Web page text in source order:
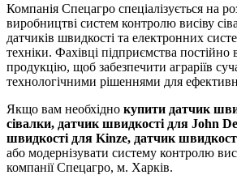
Компанія Спецагро спеціалізується на
виробництві систем контролю висіву
датчиків швидкості та електронних
техніки. Фахівці підприємства
продукцію, щоб забезпечити аграріїв
технологічними рішеннями для
Якщо вам необхідно купити датчик
сівалки, датчик швидкості для John
швидкості для Kinze, датчик
або модернізувати систему контролю
компанії Спецагро, м. Харків.